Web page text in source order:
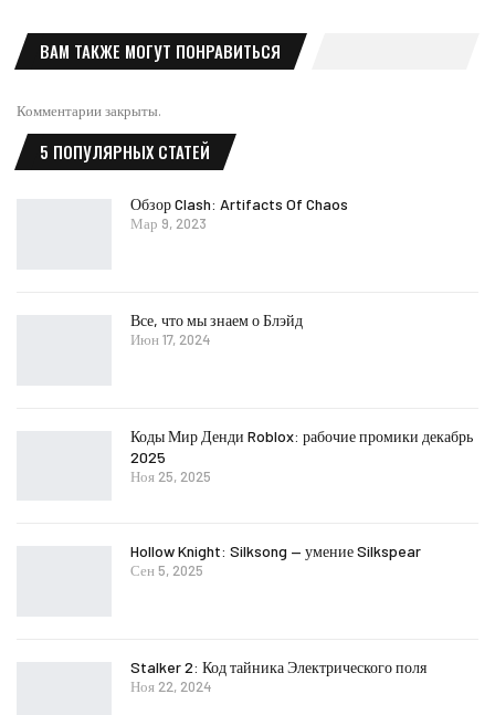
ВАМ ТАКЖЕ МОГУТ ПОНРАВИТЬСЯ
Комментарии закрыты.
5 ПОПУЛЯРНЫХ СТАТЕЙ
Обзор Clash: Artifacts Of Chaos
Мар 9, 2023
Все, что мы знаем о Блэйд
Июн 17, 2024
Коды Мир Денди Roblox: рабочие промики декабрь
2025
Ноя 25, 2025
Hollow Knight: Silksong — умение Silkspear
Сен 5, 2025
Stalker 2: Код тайника Электрического поля
Ноя 22, 2024